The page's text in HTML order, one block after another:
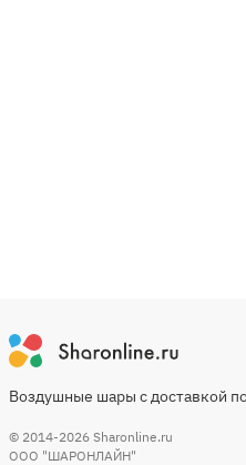
Воздушные шары с доставкой
© 2014-2026 Sharonline.ru
ООО "ШАРОНЛАЙН"